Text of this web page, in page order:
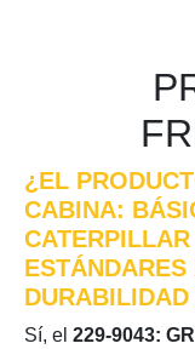
¿EL
CABINA:
Sí, el 229-9043: